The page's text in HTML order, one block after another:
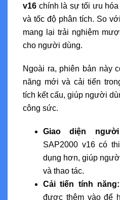
v16 chính là sự tối ưu
và tốc độ phân tích. So
mang lại trải nghiệm
cho người dùng.
Ngoài ra, phiên bản này
năng mới và cải tiến
tích kết cấu, giúp người
công sức.
Giao diện
SAP2000 v16 có
dụng hơn, giúp
và thao tác.
Cải tiến tính năng:
được thêm vào để